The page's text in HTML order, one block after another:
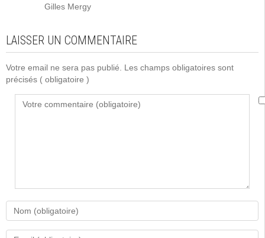
Gilles Mergy
LAISSER UN COMMENTAIRE
Votre email ne sera pas publié. Les champs obligatoires sont
précisés ( obligatoire )